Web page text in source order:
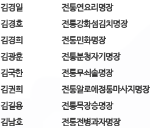
김경일
전통연요리명장
김경호
전통강화섬김치명장
김경희
전통민화명장
김광훈
전통분청자기명장
김국한
전통무쇠솥명장
김권희
전통알로에정통마사지명장
김길용
전통목장승명장
김남호
전통전병과자명장